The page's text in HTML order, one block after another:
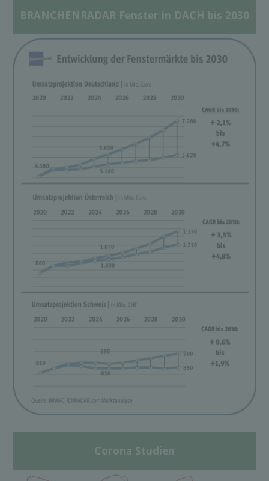
BRANCHENRADAR Fenster in DACH bis 2030
Corona Studien